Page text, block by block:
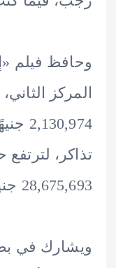
فيلم «إذما»
الثاني،
لترتفع حصيلته
منذ انطلاق عرضه.
في بطولة